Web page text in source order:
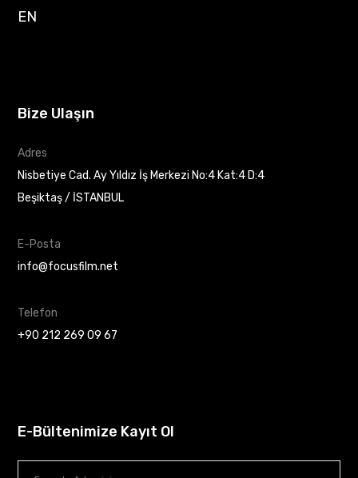
EN
Bize Ulaşın
Adres
Nisbetiye Cad. Ay Yıldız İş Merkezi No:4 Kat:4 D:4
Beşiktaş / İSTANBUL
E-Posta
info@focusfilm.net
Telefon
+90 212 269 09 67
E-Bültenimize Kayıt Ol